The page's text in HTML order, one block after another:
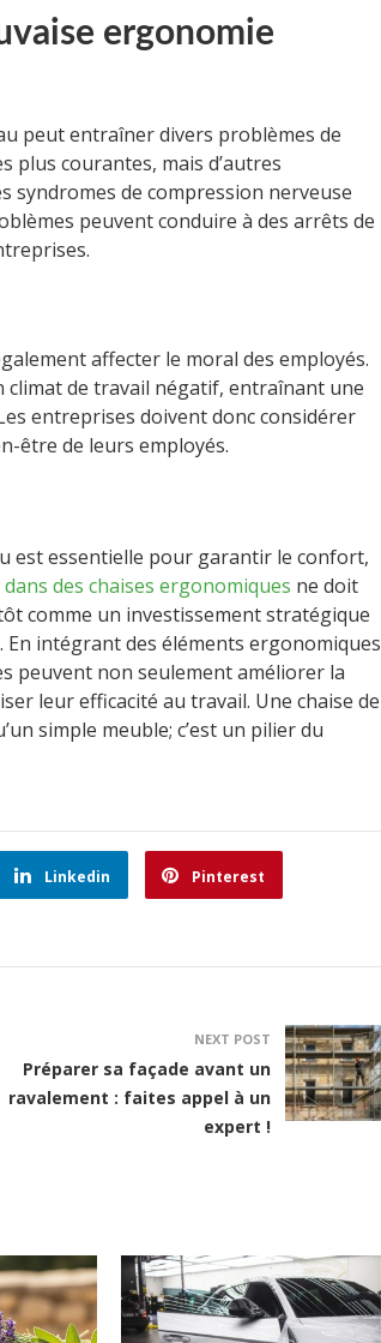
ergonomie
peut entraîner divers problèmes de
plus courantes, mais d’autres
syndromes de compression nerveuse
peuvent conduire à des arrêts de
affecter le moral des employés.
de travail négatif, entraînant une
entreprises doivent donc considérer
être de leurs employés.
est essentielle pour garantir le confort,
des chaises ergonomiques ne doit
comme un investissement stratégique
intégrant des éléments ergonomiques
peuvent non seulement améliorer la
leur efficacité au travail. Une chaise de
simple meuble; c’est un pilier du
Linkedin Pinterest
NEXT POST
Préparer sa façade avant un
ravalement : faites appel à un
expert !